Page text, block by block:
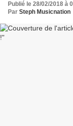
Publié le 28/02/2018 à
Par Steph Musicnation